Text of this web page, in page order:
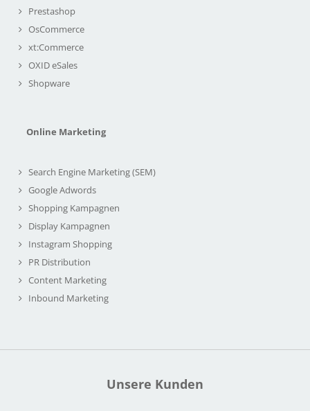
Prestashop
OsCommerce
xt:Commerce
OXID eSales
Shopware
Online Marketing
Search Engine Marketing (SEM)
Google Adwords
Shopping Kampagnen
Display Kampagnen
Instagram Shopping
PR Distribution
Content Marketing
Inbound Marketing
Unsere Kunden